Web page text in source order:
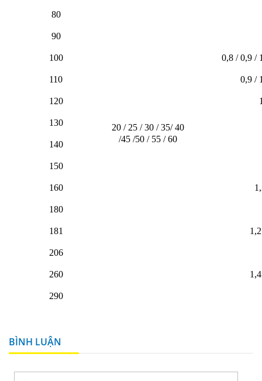
20 / 25 / 30 / 35/ 40
/45 /50 / 55 / 60
80
90
100 0,8 / 0,9 /
110 0,9 /
120
130
140
150
160
180
181
206
260
290
BÌNH LUẬN